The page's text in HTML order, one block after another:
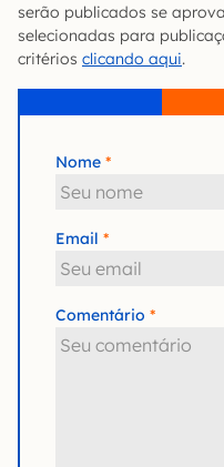
serão publicados se
selecionadas para
critérios clicando aqui.
Nome
Email
Comentário